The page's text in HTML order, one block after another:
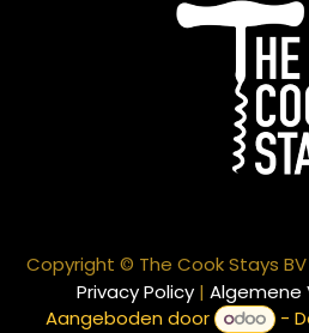
Copyright © The Cook Stays
Privacy Policy | Algemene
Aangeboden door
-